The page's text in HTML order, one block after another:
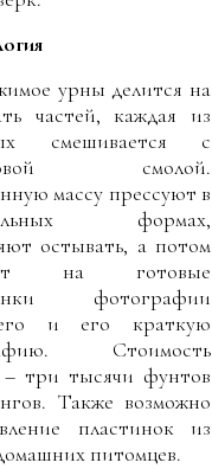
урны делится на
частей, каждая из
смешивается с
смолой.
массу прессуют в
формах,
остывать, а потом
на готовые
фотографии
и его краткую
Стоимость
– три тысячи фунтов
Также возможно
пластинок из
питомцев.